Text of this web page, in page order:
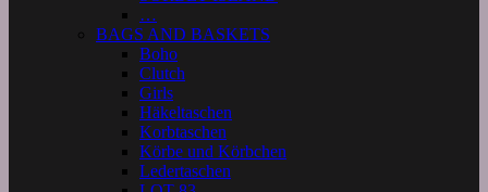
…
BAGS AND BASKETS
Boho
Clutch
Girls
Häkeltaschen
Korbtaschen
Körbe und Körbchen
Ledertaschen